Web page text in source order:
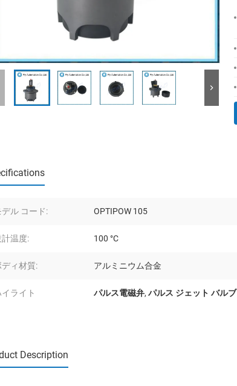
デル コード: OPTIPOW 105
計温度: 100 °C
ディ材質: アルミニウム合金
ライト パルス電磁弁, パルス ジェット バルブ
Description